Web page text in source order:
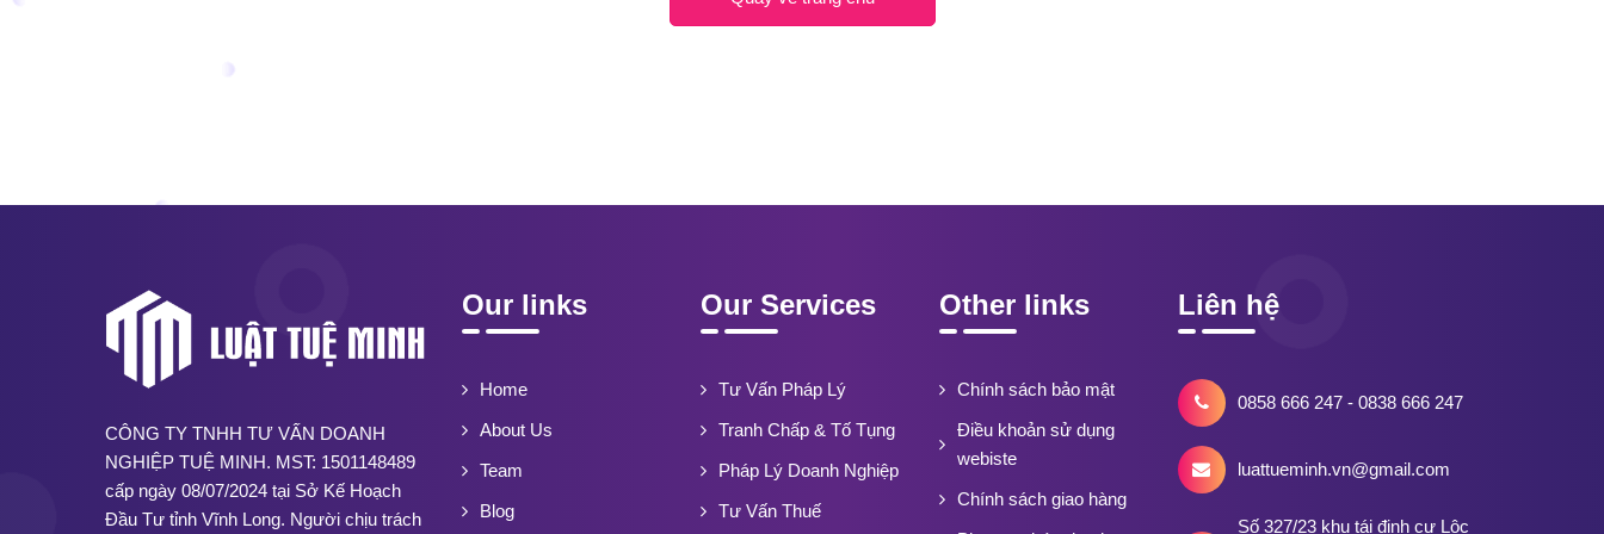
CÔNG TY TNHH TƯ VẤN DOANH
NGHIỆP TUỆ MINH. MST: 1501148489
cấp ngày 08/07/2024 tại Sở Kế Hoạch
Đầu Tư tỉnh Vĩnh Long. Người chịu trách
Our links
Home
About Us
Team
Blog
Our Services
Tư Vấn Pháp Lý
Tranh Chấp & Tố Tụng
Pháp Lý Doanh Nghiệp
Tư Vấn Thuế
Other links
Chính sách bảo mật
Điều khoản sử dụng
webiste
Chính sách giao hàng
Liên hệ
0858 666 247 - 0838 666 247
luattueminh.vn@gmail.com
Số 327/23 khu tái định cư Lộc